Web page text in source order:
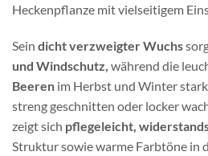
Heckenpflanze mit vielseitigem
Sein dicht verzweigter Wuchs
und Windschutz, während die
Beeren im Herbst und Winter
streng geschnitten oder locker
zeigt sich pflegeleicht,
Struktur sowie warme Farbtöne in